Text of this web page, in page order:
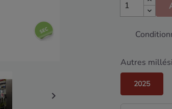

Autres
2025